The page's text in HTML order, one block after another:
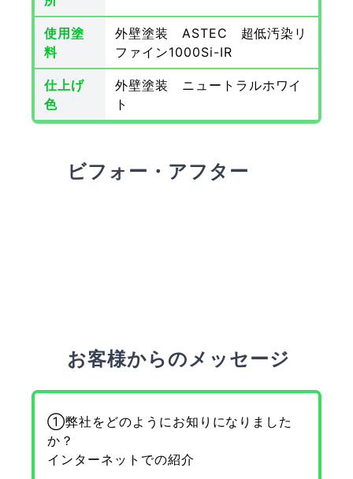
使用塗
料
外壁塗装 ASTEC 超低汚染リ
ファイン1000Si-IR
仕上げ
色
外壁塗装 ニュートラルホワイ
ト
ビフォー・アフター
お客様からのメッセージ
①弊社をどのようにお知りになりました
か？
インターネットでの紹介